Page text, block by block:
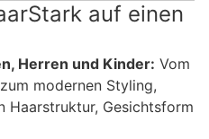
auf einen
Herren und Kinder: Vom
modernen Styling,
Haarstruktur, Gesichtsform